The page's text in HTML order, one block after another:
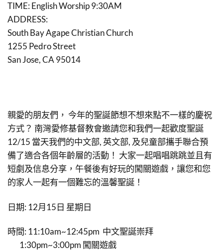
TIME: English Worship 9:30AM
ADDRESS:
South Bay Agape Christian Church
1255 Pedro Street
San Jose, CA 95014
親愛的朋友們， 今年的聖誕節想不想來點不一樣的慶祝
方式？ 南灣愛修基督教會邀請您和我們一起歡度聖誕
12/15 當天我們的中文部, 英文部, 及兒童部攜手聯合預
備了適合各個年齡層的活動！ 大家一起唱唱跳跳並且有
短劇及信息分享，午餐後有好玩的闖關遊戲，讓您和您
的家人一起有一個難忘的溫馨聖誕！
日期: 12月15日 星期日
時間: 11:10am~12:45pm 中文聖誕崇拜
1:30pm~3:00pm 闖關遊戲